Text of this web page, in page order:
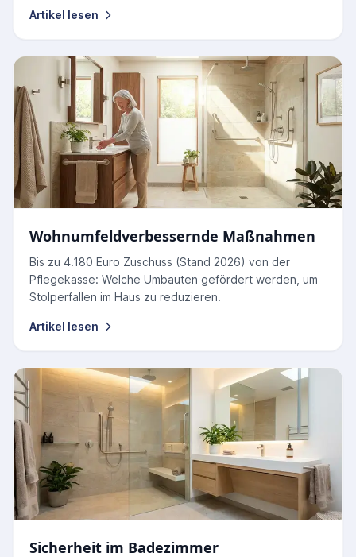
Artikel lesen
Wohnumfeldverbessernde Maßnahmen
Bis zu 4.180 Euro Zuschuss (Stand 2026) von der
Pflegekasse: Welche Umbauten gefördert werden, um
Stolperfallen im Haus zu reduzieren.
Artikel lesen
Sicherheit im Badezimmer